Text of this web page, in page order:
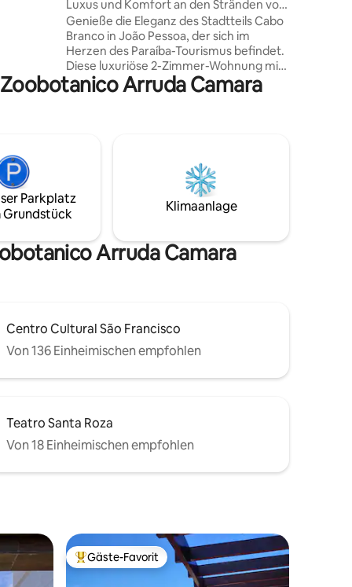
Luxus und Komfort an den Stränden von
Cabo Branco und Tambaú
Genieße die Eleganz des Stadtteils Cabo
Branco in João Pessoa, der sich im
Herzen des Paraíba-Tourismus befindet.
Diese luxuriöse 2-Zimmer-Wohnung mit
eigenem Bad liegt 100 m vom Meer
entfernt. Perfekt für diejenigen, die
nach Tagen voller Sightseeing und sorgt
für einen unvergesslichen Aufenthalt
mit lokalem Charme. Die
Eigentumswohnung ist sicher und voller
an!
Arruda Camara
Parkplatz
Grundstück
Klimaanlage
Arruda Camara
Centro Cultural São Francisco
Von 136 Einheimischen empfohlen
Teatro Santa Roza
Von 18 Einheimischen empfohlen
Beliebter Gäste-Favorit.
Gäste-Favorit